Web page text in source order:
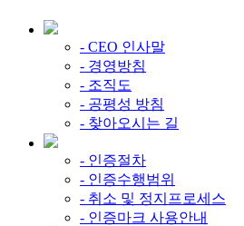
- CEO 인사말
- 경영방침
- 조직도
- 공평성 방침
- 찾아오시는 길
- 인증절차
- 인증수행범위
- 취소 및 정지프로세스
- 인증마크 사용안내